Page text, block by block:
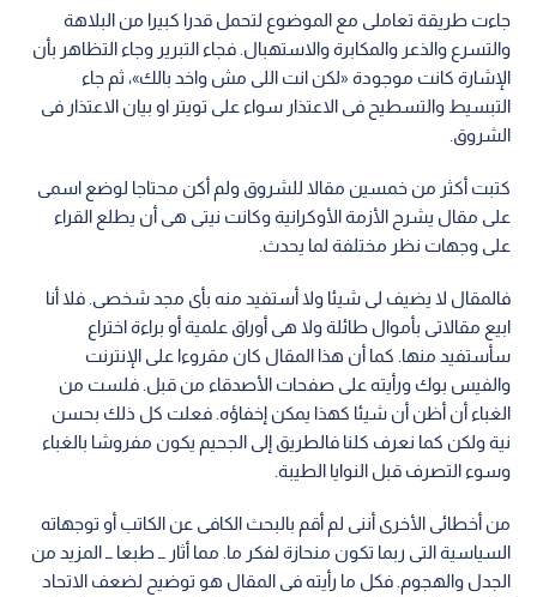
جاءت طريقة تعاملى مع الموضوع لتحمل قدرا كبيرا من البلاهة
والتسرع والذعر والمكابرة والاستهبال. فجاء التبرير وجاء التظاهر بأن
الإشارة كانت موجودة «لكن انت اللى مش واخد بالك»، ثم جاء
التبسيط والتسطيح فى الاعتذار سواء على تويتر او بيان الاعتذار فى
الشروق.
كتبت أكثر من خمسين مقالا للشروق ولم أكن محتاجا لوضع اسمى
على مقال يشرح الأزمة الأوكرانية وكانت نيتى هى أن يطلع القراء
على وجهات نظر مختلفة لما يحدث.
فالمقال لا يضيف لى شيئا ولا أستفيد منه بأى مجد شخصى. فلا أنا
ابيع مقالاتى بأموال طائلة ولا هى أوراق علمية أو براءة اختراع
سأستفيد منها. كما أن هذا المقال كان مقروءا على الإنترنت
والفيس بوك ورأيته على صفحات الأصدقاء من قبل. فلست من
الغباء أن أظن أن شيئا كهذا يمكن إخفاؤه. فعلت كل ذلك بحسن
نية ولكن كما نعرف كلنا فالطريق إلى الجحيم يكون مفروشا بالغباء
وسوء التصرف قبل النوايا الطيبة.
من أخطائى الأخرى أننى لم أقم بالبحث الكافى عن الكاتب أو توجهاته
السياسية التى ربما تكون منحازة لفكر ما. مما أثار ــ طبعا ــ المزيد من
الجدل والهجوم. فكل ما رأيته فى المقال هو توضيح لضعف الاتحاد